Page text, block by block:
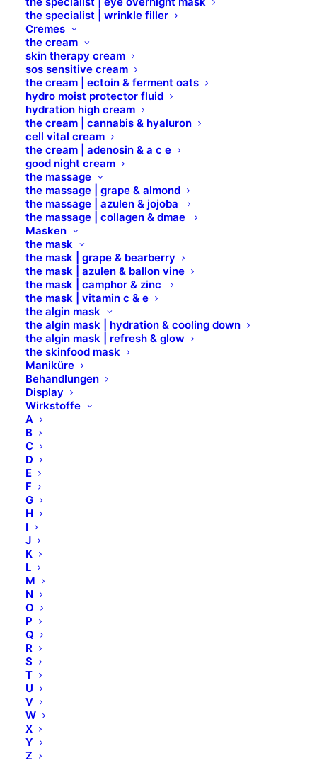
the specialist | wrinkle filler
Cremes
the cream
skin therapy cream
sos sensitive cream
the cream | ectoin & ferment oats
hydro moist protector fluid
hydration high cream
the cream | cannabis & hyaluron
cell vital cream
the cream | adenosin & a c e
good night cream
the massage
the massage | grape & almond
the massage | azulen & jojoba
the massage | collagen & dmae
Masken
the mask
the mask | grape & bearberry
the mask | azulen & ballon vine
the mask | camphor & zinc
the mask | vitamin c & e
the algin mask
the algin mask | hydration & cooling down
the algin mask | refresh & glow
the skinfood mask
Maniküre
Behandlungen
Display
Wirkstoffe
A
B
C
D
E
F
G
H
I
J
K
L
M
N
O
P
Q
R
S
T
U
V
W
X
Y
Z
Peelinc Americano Strong
AHA-Enzym-Peeling
12 % Fruchtsäure
Intensivpeeling
für unreine, zu Akne neigende Haut
für dicke, fahle und graue Haut
Inhalt: für 12 Anwendungen